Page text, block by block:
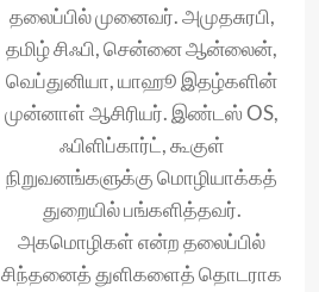
தலைப்பில் முனைவர். அமுதசுரபி,
தமிழ் சிஃபி, சென்னை ஆன்லைன்,
வெப்துனியா, யாஹூ இதழ்களின்
முன்னாள் ஆசிரியர். இண்டஸ் OS,
ஃபிளிப்கார்ட், கூகுள்
நிறுவனங்களுக்கு மொழியாக்கத்
துறையில் பங்களித்தவர்.
அகமொழிகள் என்ற தலைப்பில்
சிந்தனைத் துளிகளைத் தொடராக